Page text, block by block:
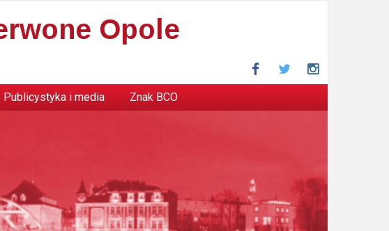
Opole
FacebookTwitter
Publicystyka i media Znak BCO